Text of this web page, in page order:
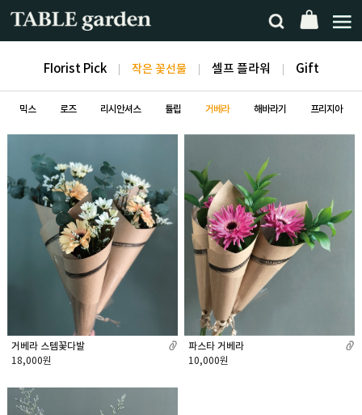
FIorist Pick 작은 꽃선물 셀프 플라워 Gift
믹스 로즈 리시안셔스 튤립 거베라 해바라기 프리지아
거베라 스템꽃다발
18,000원
파스타 거베라
10,000원